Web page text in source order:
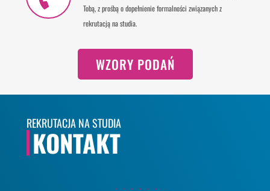
Tobą, z prośbą o dopełnienie formalności związanych z
rekrutacją na studia.
WZORY PODAŃ
REKRUTACJA NA STUDIA
KONTAKT